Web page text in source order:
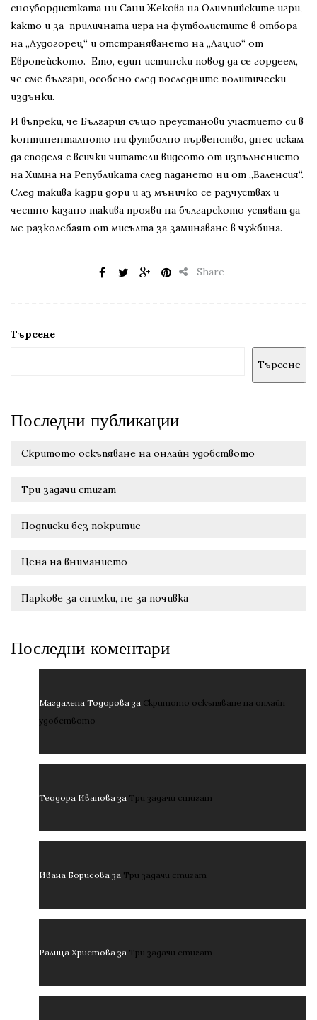
сноубордистката ни Сани Жекова на Олимпийските игри,
както и за приличната игра на футболистите в отбора
на „Лудогорец“ и отстраняването на „Лацио“ от
Европейското. Ето, един истински повод да се гордеем,
че сме българи, особено след последните политически
издънки.
И въпреки, че България също преустанови участието си в
континенталното ни футболно първенство, днес искам
да споделя с всички читатели видеото от изпълнението
на Химна на Републиката след падането ни от „Валенсия“.
След такива кадри дори и аз мъничко се разчуствах и
честно казано такива прояви на българското успяват да
ме разколебаят от мисълта за заминаване в чужбина.
Share
Търсене
Търсене
Последни публикации
Скритото оскъпяване на онлайн удобството
Три задачи стигат
Подписки без покритие
Цена на вниманието
Паркове за снимки, не за почивка
Последни коментари
Магдалена Тодорова за Скритото оскъпяване на онлайн
удобството
Теодора Иванова за Три задачи стигат
Ивана Борисова за Три задачи стигат
Ралица Христова за Три задачи стигат